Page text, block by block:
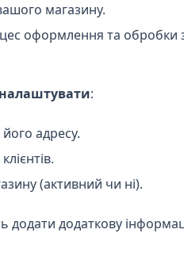
магазину.
оформлення та обробки
:
адресу.
(активний чи ні).
додати додаткову